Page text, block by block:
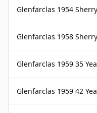
Glenfarclas 1954
Glenfarclas 1958
Glenfarclas 1959 35 Year
Glenfarclas 1959 42